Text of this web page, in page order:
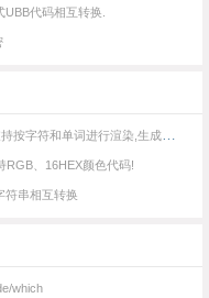
代码相互转换.
染,生成的特效文字可用于论坛签名、回帖等场合.
RGB、16HEX颜色代码!
符串相互转换
which